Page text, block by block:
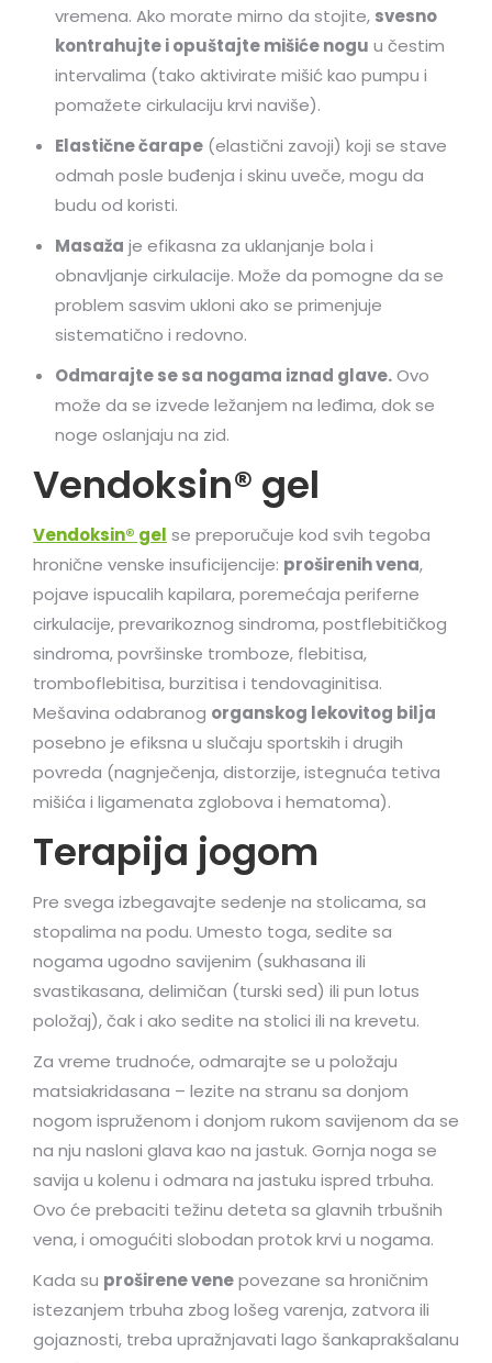
vremena. Ako morate mirno da stojite, svesno
kontrahujte i opuštajte mišiće nogu u čestim
intervalima (tako aktivirate mišić kao pumpu i
pomažete cirkulaciju krvi naviše).
Elastične čarape (elastični zavoji) koji se stave
odmah posle buđenja i skinu uveče, mogu da
budu od koristi.
Masaža je efikasna za uklanjanje bola i
obnavljanje cirkulacije. Može da pomogne da se
problem sasvim ukloni ako se primenjuje
sistematično i redovno.
Odmarajte se sa nogama iznad glave.Ovo
može da se izvede ležanjem na leđima, dok se
noge oslanjaju na zid.
Vendoksin® gel
Vendoksin® gel se preporučuje kod svih tegoba
hronične venske insuficijencije: proširenih vena,
pojave ispucalih kapilara, poremećaja periferne
cirkulacije, prevarikoznog sindroma, postflebitičkog
sindroma, površinske tromboze, flebitisa,
tromboflebitisa, burzitisa i tendovaginitisa.
Mešavina odabranog organskog lekovitog bilja
posebno je efiksna u slučaju sportskih i drugih
povreda (nagnječenja, distorzije, istegnuća tetiva
mišića i ligamenata zglobova i hematoma).
Terapija jogom
Pre svega izbegavajte sedenje na stolicama, sa
stopalima na podu. Umesto toga, sedite sa
nogama ugodno savijenim (sukhasana ili
svastikasana, delimičan (turski sed) ili pun lotus
položaj), čak i ako sedite na stolici ili na krevetu.
Za vreme trudnoće, odmarajte se u položaju
matsiakridasana – lezite na stranu sa donjom
nogom ispruženom i donjom rukom savijenom da se
na nju nasloni glava kao na jastuk. Gornja noga se
savija u kolenu i odmara na jastuku ispred trbuha.
Ovo će prebaciti težinu deteta sa glavnih trbušnih
vena, i omogućiti slobodan protok krvi u nogama.
Kada su proširene venepovezane sa hroničnim
istezanjem trbuha zbog lošeg varenja, zatvora ili
gojaznosti, treba upražnjavati lago šankaprakšalanu